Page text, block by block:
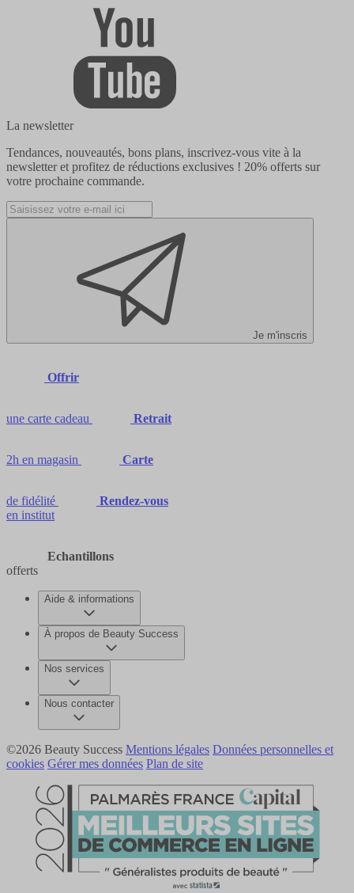
La newsletter
Tendances, nouveautés, bons plans, inscrivez-vous vite à la
newsletter et profitez de réductions exclusives ! 20% offerts sur
votre prochaine commande.
Je m'inscris
Offrir
une carte cadeau Retrait
2h en magasin Carte
de fidélité
Rendez-vous
en institut
Echantillons
offerts
Aide & informations
À propos de Beauty Success
Nos services
Nous contacter
©2026 Beauty Success Mentions légales Données personnelles et
cookies Gérer mes données Plan de site